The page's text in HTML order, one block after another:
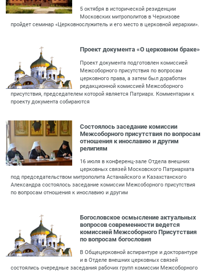
5 октября в исторической резиденции
Московских митрополитов в Черкизове
пройдет семинар «Церковнослужитель и его место в церковной иерархии».
Проект документа «О церковном браке»
Проект документа подготовлен комиссией
Межсоборного присутствия по вопросам
церковного права, а затем был доработан
редакционной комиссией Межсоборного
присутствия, председателем которой является Патриарх. Комментарии к
проекту документа собираются
Состоялось заседание комиссии
Межсоборного присутствия по вопросам
отношения к инославию и другим
религиям
16 июля в конференц-зале Отдела внешних
церковных связей Московского Патриархата
под председательством митрополита Астанайского и Казахстанского
Александра состоялось заседание комиссии Межсоборного присутствия
по вопросам отношения к инославию и другим
Богословское осмысление актуальных
вопросов современности ведется
комиссией Межсоборного Присутствия
по вопросам богословия
В Общецерковной аспирантуре и докторантуре
и в Отделе внешних церковных связей
состоялись очередные заседания рабочих групп комиссии Межсоборного